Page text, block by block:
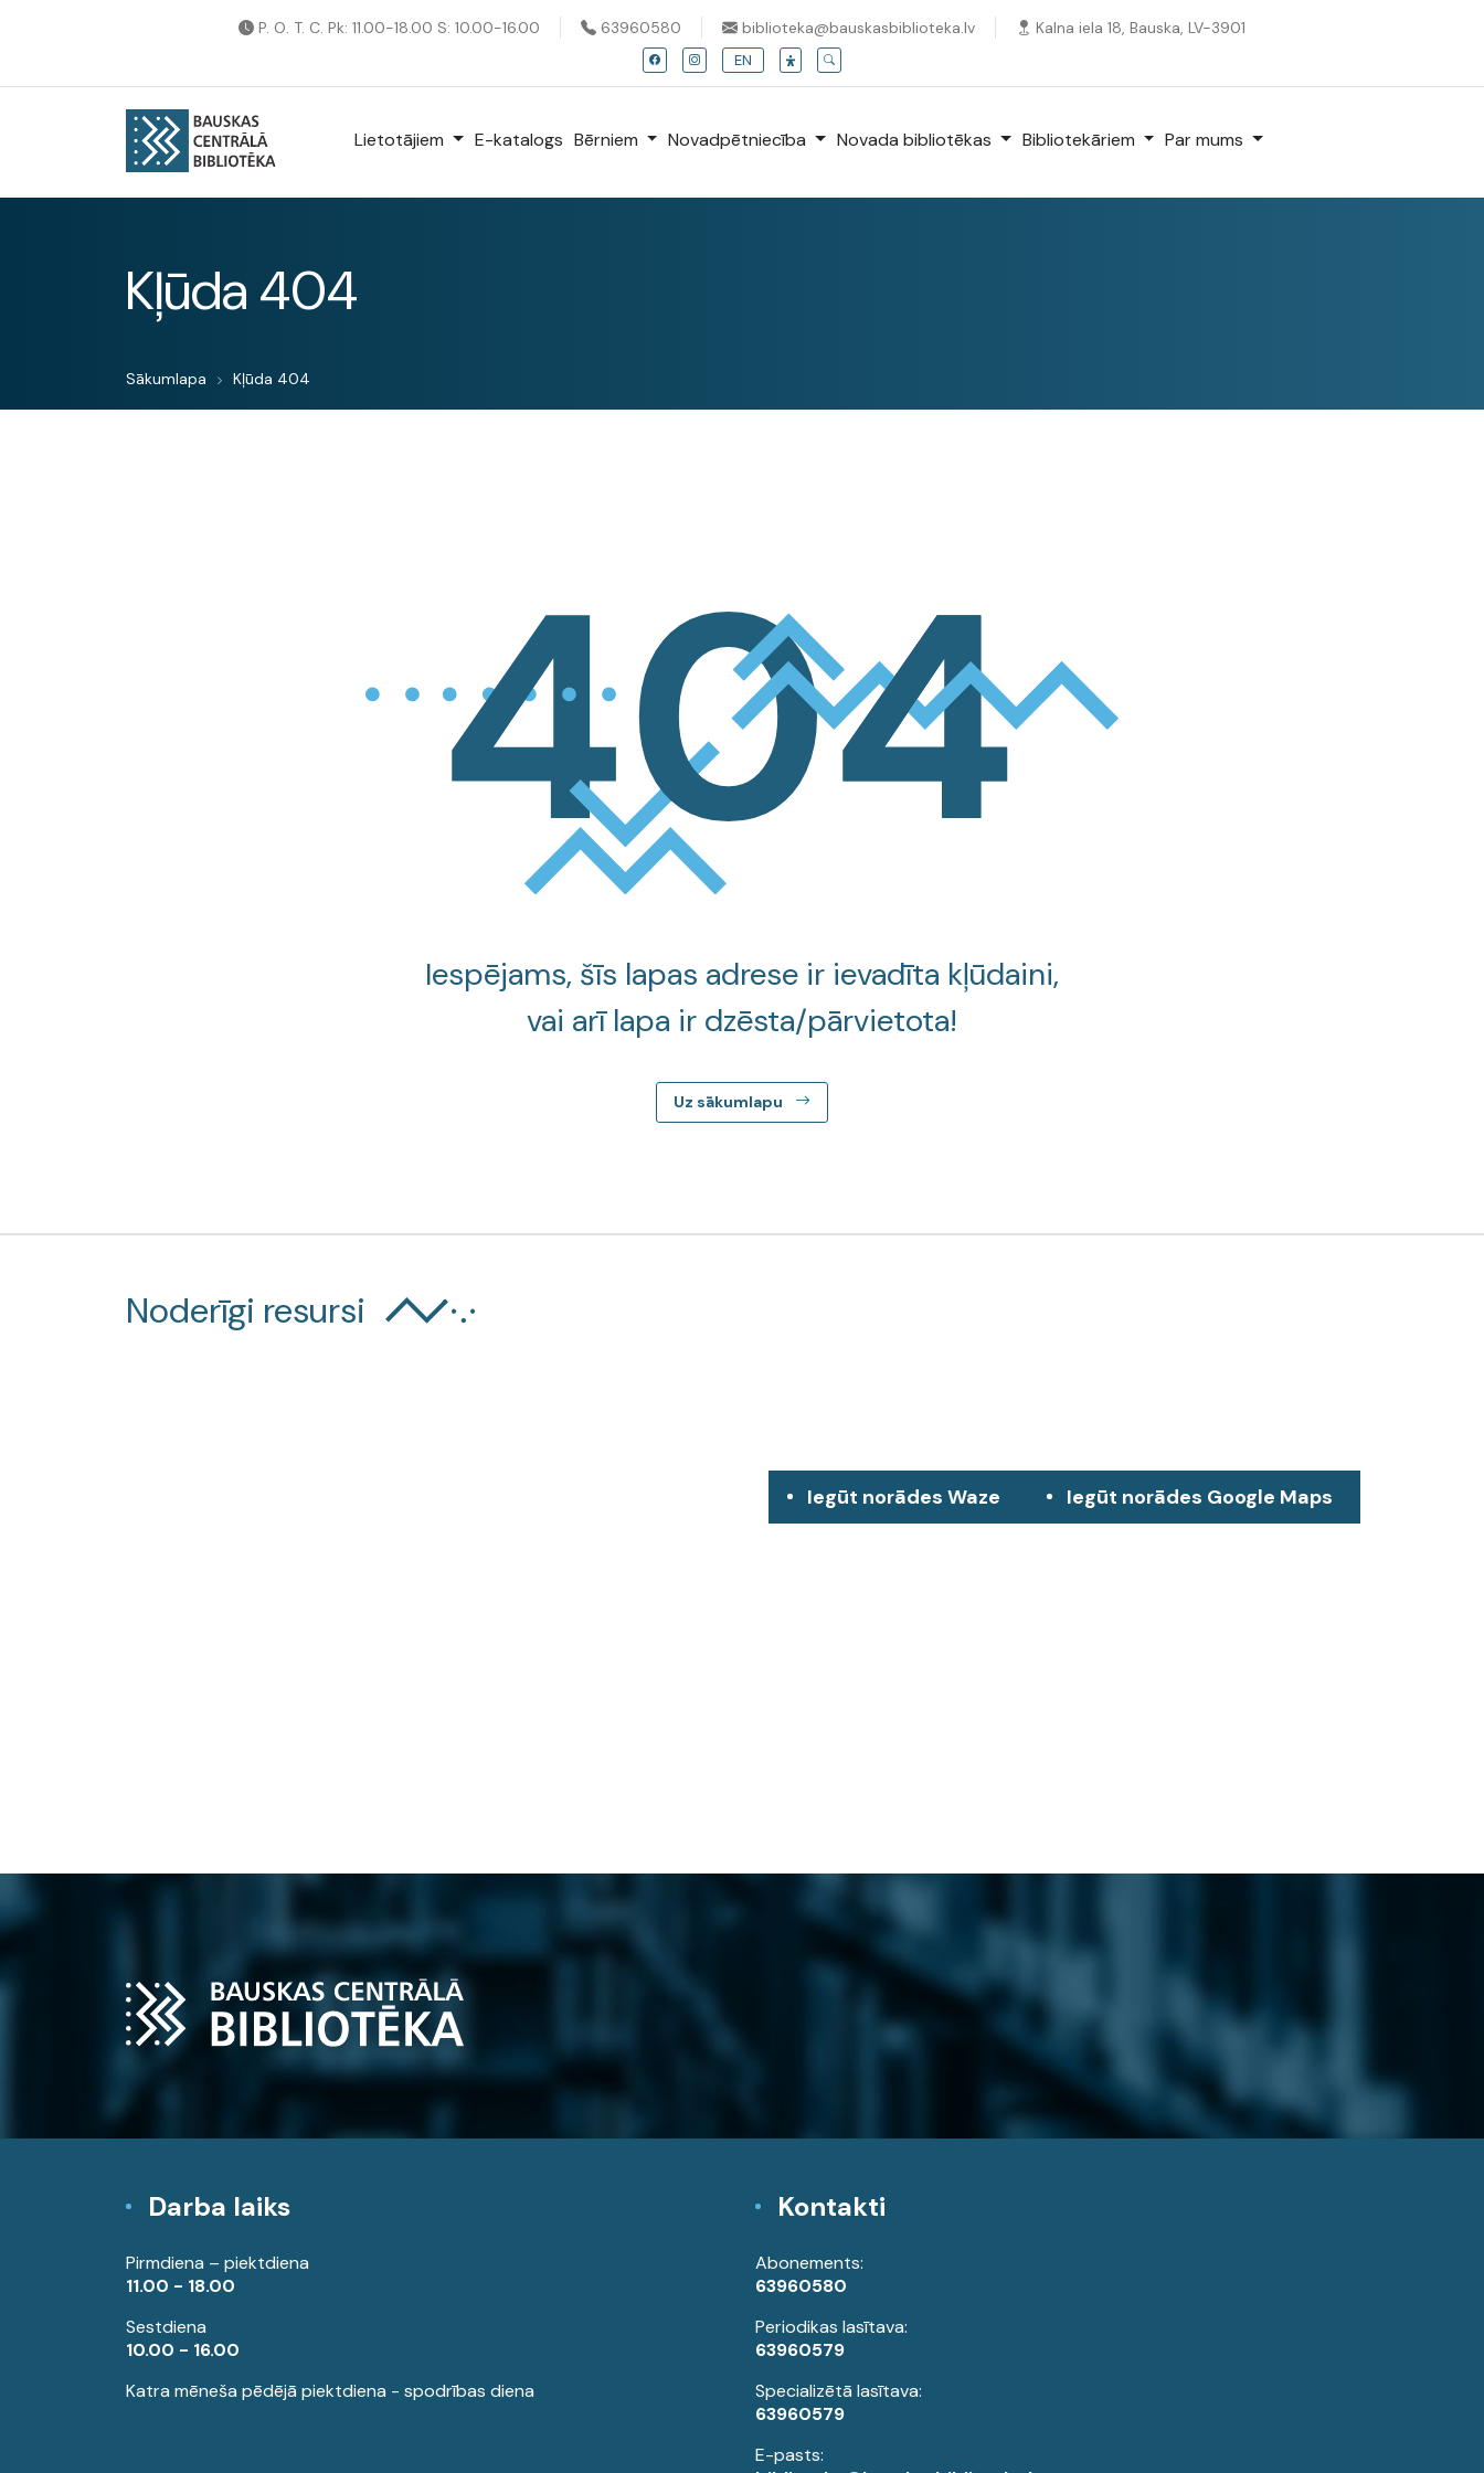
P. O. T. C. Pk: 11.00-18.00 S: 10.00-16.00 63960580 biblioteka@bauskasbiblioteka.lv Kalna iela 18, Bauska, LV-3901
EN
Lietotājiem E-katalogs Bērniem Novadpētniecība Novada bibliotēkas Bibliotekāriem Par mums
Kļūda 404
Sākumlapa Kļūda 404
Iespējams, šīs lapas adrese ir ievadīta kļūdaini,
vai arī lapa ir dzēsta/pārvietota!
Uz sākumlapu
Noderīgi resursi
Iegūt norādes Waze Iegūt norādes Google Maps
Darba laiks
Pirmdiena – piektdiena
11.00 - 18.00
Sestdiena
10.00 - 16.00
Katra mēneša pēdējā piektdiena - spodrības diena
Kontakti
Abonements:
63960580
Periodikas lasītava:
63960579
Specializētā lasītava:
63960579
E-pasts: